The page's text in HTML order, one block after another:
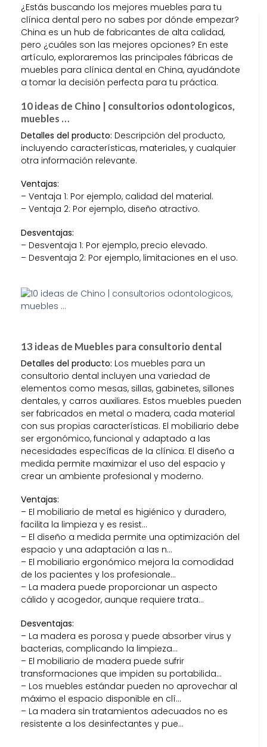
¿Estás buscando los mejores muebles para tu
clínica dental pero no sabes por dónde empezar?
China es un hub de fabricantes de alta calidad,
pero ¿cuáles son las mejores opciones? En este
artículo, exploraremos las principales fábricas de
muebles para clínica dental en China, ayudándote
a tomar la decisión perfecta para tu práctica.
10 ideas de Chino | consultorios odontologicos,
muebles …
Detalles del producto: Descripción del producto,
incluyendo características, materiales, y cualquier
otra información relevante.
Ventajas:
– Ventaja 1: Por ejemplo, calidad del material.
– Ventaja 2: Por ejemplo, diseño atractivo.
Desventajas:
– Desventaja 1: Por ejemplo, precio elevado.
– Desventaja 2: Por ejemplo, limitaciones en el uso.
13 ideas de Muebles para consultorio dental
Detalles del producto: Los muebles para un
consultorio dental incluyen una variedad de
elementos como mesas, sillas, gabinetes, sillones
dentales, y carros auxiliares. Estos muebles pueden
ser fabricados en metal o madera, cada material
con sus propias características. El mobiliario debe
ser ergonómico, funcional y adaptado a las
necesidades específicas de la clínica. El diseño a
medida permite maximizar el uso del espacio y
crear un ambiente profesional y moderno.
Ventajas:
– El mobiliario de metal es higiénico y duradero,
facilita la limpieza y es resist…
– El diseño a medida permite una optimización del
espacio y una adaptación a las n…
– El mobiliario ergonómico mejora la comodidad
de los pacientes y los profesionale…
– La madera puede proporcionar un aspecto
cálido y acogedor, aunque requiere trata…
Desventajas:
– La madera es porosa y puede absorber virus y
bacterias, complicando la limpieza…
– El mobiliario de madera puede sufrir
transformaciones que impiden su portabilida…
– Los muebles estándar pueden no aprovechar al
máximo el espacio disponible en clí…
– La madera sin tratamientos adecuados no es
resistente a los desinfectantes y pue…